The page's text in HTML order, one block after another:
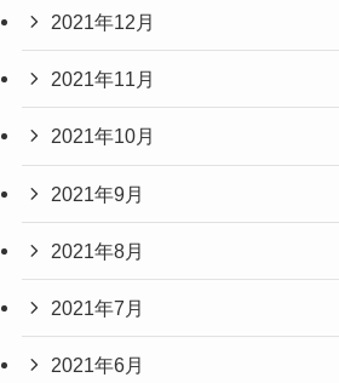
2021年12月
2021年11月
2021年10月
2021年9月
2021年8月
2021年7月
2021年6月